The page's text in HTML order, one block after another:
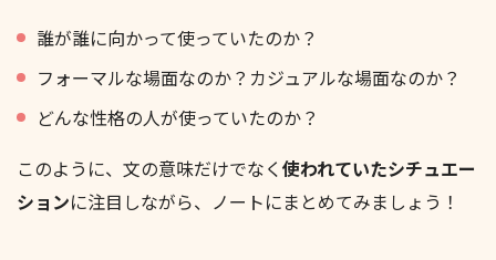
誰が誰に向かって使っていたのか？
フォーマルな場面なのか？カジュアルな場面なのか？
どんな性格の人が使っていたのか？
このように、文の意味だけでなく使われていたシチュエー
ションに注目しながら、ノートにまとめてみましょう！